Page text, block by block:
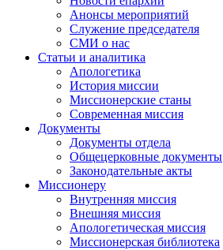
Анонсы мероприятий
Служение председателя
СМИ о нас
Статьи и аналитика
Апологетика
История миссии
Миссионерские станы
Современная миссия
Документы
Документы отдела
Общецерковные документы
Законодательные акты
Миссионеру
Внутренняя миссия
Внешняя миссия
Апологетическая миссия
Миссионерская библиотека